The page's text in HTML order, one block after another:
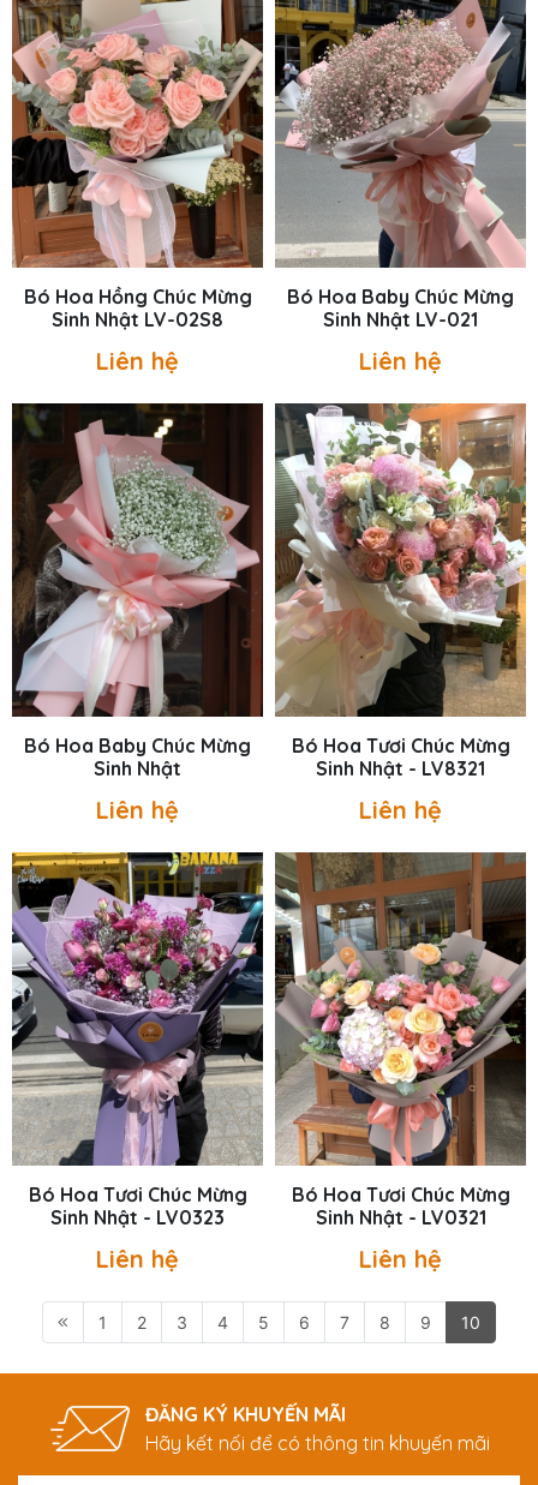
Bó Hoa Hồng Chúc Mừng
Sinh Nhật LV-02S8
Liên hệ
Bó Hoa Baby Chúc Mừng
Sinh Nhật LV-021
Liên hệ
Bó Hoa Baby Chúc Mừng
Sinh Nhật
Liên hệ
Bó Hoa Tươi Chúc Mừng
Sinh Nhật - LV8321
Liên hệ
Bó Hoa Tươi Chúc Mừng
Sinh Nhật - LV0323
Liên hệ
Bó Hoa Tươi Chúc Mừng
Sinh Nhật - LV0321
Liên hệ
1 2 3 4 5 6 7 8 9 10
ĐĂNG KÝ KHUYẾN MÃI
Hãy kết nối để có thông tin khuyến mãi